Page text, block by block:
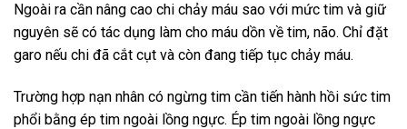
Ngoài ra cần nâng cao chi chảy máu sao với mức tim và giữ
nguyên sẽ có tác dụng làm cho máu dồn về tim, não. Chỉ đặt
garo nếu chi đã cắt cụt và còn đang tiếp tục chảy máu.
Trường hợp nạn nhân có ngừng tim cần tiến hành hồi sức tim
phổi bằng ép tim ngoài lồng ngực. Ép tim ngoài lồng ngực